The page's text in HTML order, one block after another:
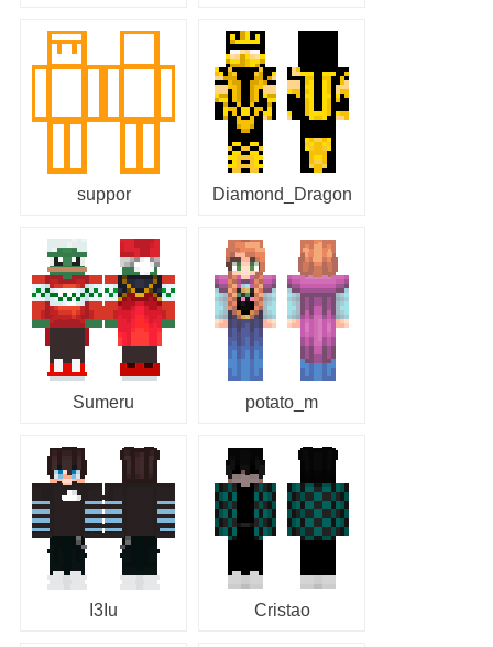
suppor Diamond_Dragon
Sumeru potato_m
I3Iu Cristao